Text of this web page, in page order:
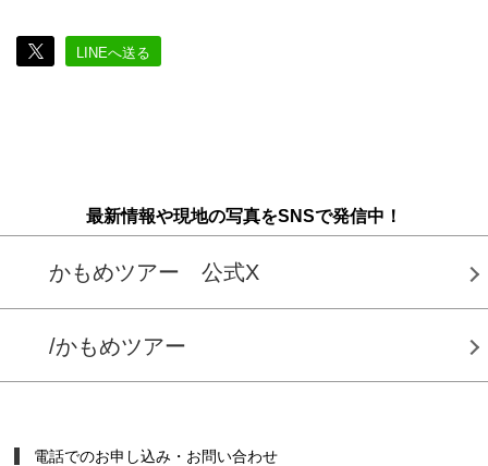
LINEへ送る
最新情報や現地の写真をSNSで発信中！
かもめツアー 公式X
/かもめツアー
電話でのお申し込み・お問い合わせ